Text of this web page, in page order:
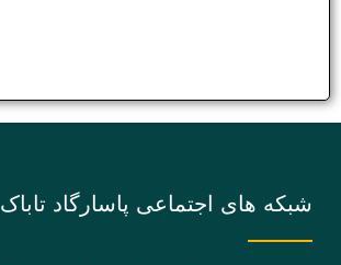
شبکه های اجتماعی پاسارگاد تاباک